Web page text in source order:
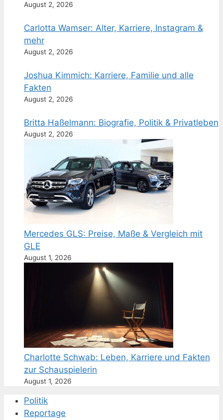
August 2, 2026
Carlotta Wamser: Alter, Karriere, Instagram &
mehr
August 2, 2026
Joshua Kimmich: Karriere, Familie und alle
Fakten
August 2, 2026
Britta Haßelmann: Biografie, Politik & Privatleben
August 2, 2026
Mercedes GLS: Preise, Maße & Vergleich mit
GLE
August 1, 2026
Charlotte Schwab: Leben, Karriere und Fakten
zur Schauspielerin
August 1, 2026
Politik
Reportage